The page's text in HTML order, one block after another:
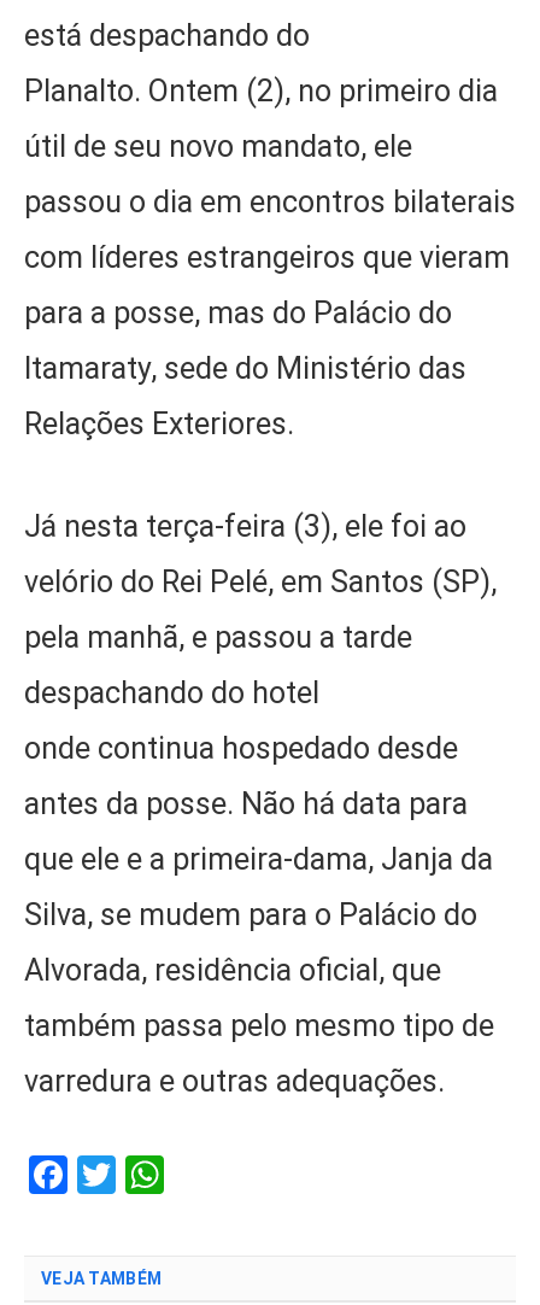
está despachando do
Planalto. Ontem (2), no primeiro dia
útil de seu novo mandato, ele
passou o dia em encontros bilaterais
com líderes estrangeiros que vieram
para a posse, mas do Palácio do
Itamaraty, sede do Ministério das
Relações Exteriores.
Já nesta terça-feira (3), ele foi ao
velório do Rei Pelé, em Santos (SP),
pela manhã, e passou a tarde
despachando do hotel
onde continua hospedado desde
antes da posse. Não há data para
que ele e a primeira-dama, Janja da
Silva, se mudem para o Palácio do
Alvorada, residência oficial, que
também passa pelo mesmo tipo de
varredura e outras adequações.
Facebook
Twitter
VEJA TAMBÉM